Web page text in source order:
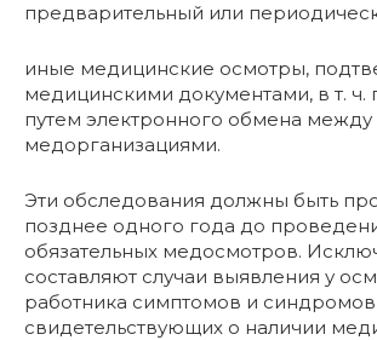
предварительный или
иные медицинские осмотры,
медицинскими документами, в т. ч.
путем электронного обмена между
медорганизациями.
Эти обследования должны быть
позднее одного года до
обязательных медосмотров.
составляют случаи выявления у
работника симптомов и
свидетельствующих о наличии